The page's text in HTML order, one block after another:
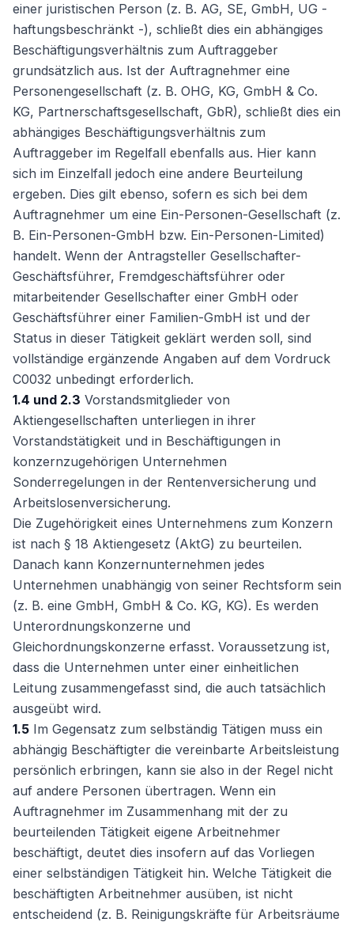
einer juristischen Person (z. B. AG, SE, GmbH, UG -
haftungsbeschränkt -), schließt dies ein abhängiges
Beschäftigungsverhältnis zum Auftraggeber
grundsätzlich aus. Ist der Auftragnehmer eine
Personengesellschaft (z. B. OHG, KG, GmbH & Co.
KG, Partnerschaftsgesellschaft, GbR), schließt dies ein
abhängiges Beschäftigungsverhältnis zum
Auftraggeber im Regelfall ebenfalls aus. Hier kann
sich im Einzelfall jedoch eine andere Beurteilung
ergeben. Dies gilt ebenso, sofern es sich bei dem
Auftragnehmer um eine Ein-Personen-Gesellschaft (z.
B. Ein-Personen-GmbH bzw. Ein-Personen-Limited)
handelt. Wenn der Antragsteller Gesellschafter-
Geschäftsführer, Fremdgeschäftsführer oder
mitarbeitender Gesellschafter einer GmbH oder
Geschäftsführer einer Familien-GmbH ist und der
Status in dieser Tätigkeit geklärt werden soll, sind
vollständige ergänzende Angaben auf dem Vordruck
C0032 unbedingt erforderlich.
1.4 und 2.3 Vorstandsmitglieder von
Aktiengesellschaften unterliegen in ihrer
Vorstandstätigkeit und in Beschäftigungen in
konzernzugehörigen Unternehmen
Sonderregelungen in der Rentenversicherung und
Arbeitslosenversicherung.
Die Zugehörigkeit eines Unternehmens zum Konzern
ist nach § 18 Aktiengesetz (AktG) zu beurteilen.
Danach kann Konzernunternehmen jedes
Unternehmen unabhängig von seiner Rechtsform sein
(z. B. eine GmbH, GmbH & Co. KG, KG). Es werden
Unterordnungskonzerne und
Gleichordnungskonzerne erfasst. Voraussetzung ist,
dass die Unternehmen unter einer einheitlichen
Leitung zusammengefasst sind, die auch tatsächlich
ausgeübt wird.
1.5 Im Gegensatz zum selbständig Tätigen muss ein
abhängig Beschäftigter die vereinbarte Arbeitsleistung
persönlich erbringen, kann sie also in der Regel nicht
auf andere Personen übertragen. Wenn ein
Auftragnehmer im Zusammenhang mit der zu
beurteilenden Tätigkeit eigene Arbeitnehmer
beschäftigt, deutet dies insofern auf das Vorliegen
einer selbständigen Tätigkeit hin. Welche Tätigkeit die
beschäftigten Arbeitnehmer ausüben, ist nicht
entscheidend (z. B. Reinigungskräfte für Arbeitsräume